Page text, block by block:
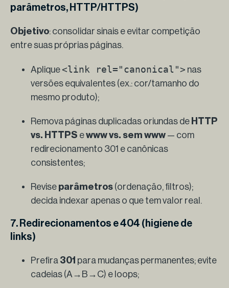
parâmetros, HTTP/HTTPS)
Objetivo: consolidar sinais e evitar competição
entre suas próprias páginas.
Aplique<link rel="canonical"> nas
versões equivalentes (ex.: cor/tamanho do
mesmo produto);
Remova páginas duplicadas oriundas de HTTP
vs. HTTPS ewww vs. sem www — com
redirecionamento 301 e canônicas
consistentes;
Revise parâmetros (ordenação, filtros);
decida indexar apenas o que tem valor real.
7. Redirecionamentos e 404 (higiene de
links)
Prefira 301 para mudanças permanentes; evite
cadeias (A→B→C) e loops;